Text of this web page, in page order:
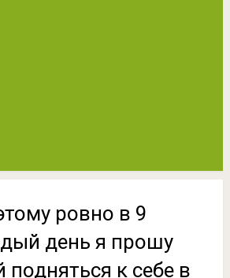
ровно в 9
день я прошу
подняться к себе в